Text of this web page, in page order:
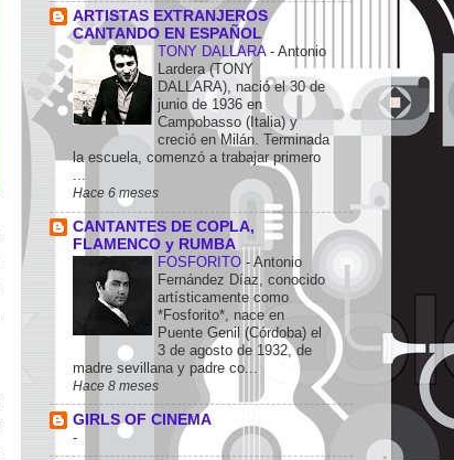
ARTISTAS EXTRANJEROS
CANTANDO EN ESPAÑOL
TONY DALLARA - Antonio
Lardera (TONY
DALLARA), nació el 30 de
junio de 1936 en
Campobasso (Italia) y
creció en Milán. Terminada
la escuela, comenzó a trabajar primero
...
Hace 6 meses
CANTANTES DE COPLA,
FLAMENCO y RUMBA
FOSFORITO - Antonio
Fernández Díaz, conocido
artísticamente como
*Fosforito*, nace en
Puente Genil (Córdoba) el
3 de agosto de 1932, de
madre sevillana y padre co...
Hace 8 meses
GIRLS OF CINEMA
-